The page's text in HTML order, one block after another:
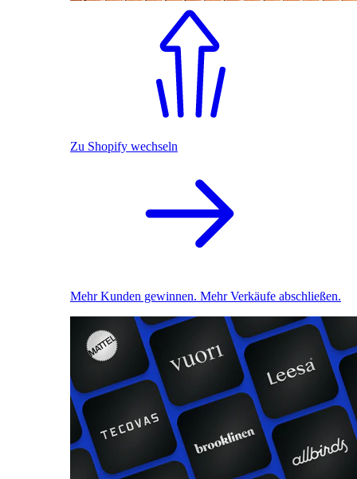
Zu Shopify wechseln
Mehr Kunden gewinnen. Mehr Verkäufe abschließen.